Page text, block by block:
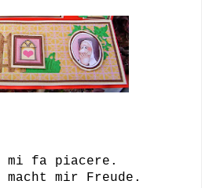
mi fa piacere.
mir Freude.